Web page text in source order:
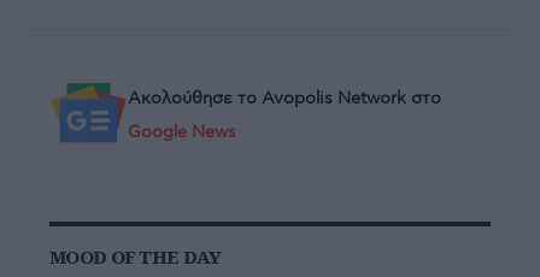
Ακολούθησε το Avopolis Network στο
Google News
MOOD OF THE DAY